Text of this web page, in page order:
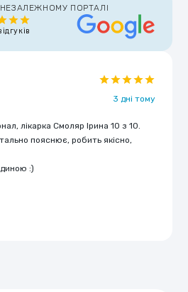
ПОРТАЛІ
3 дні тому
лікарка Смоляр Ірина 10 з 10.
пояснює, робить якісно,
:)